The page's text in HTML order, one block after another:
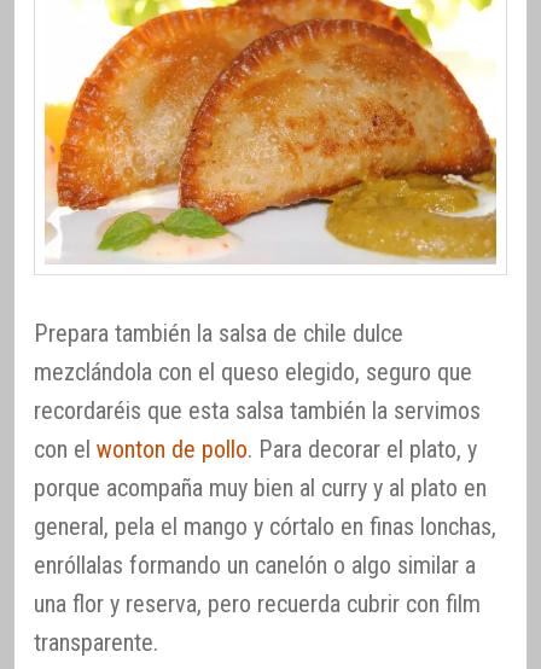
Prepara también la salsa de chile dulce
mezclándola con el queso elegido, seguro que
recordaréis que esta salsa también la servimos
con el wonton de pollo. Para decorar el plato, y
porque acompaña muy bien al curry y al plato en
general, pela el mango y córtalo en finas lonchas,
enróllalas formando un canelón o algo similar a
una flor y reserva, pero recuerda cubrir con film
transparente.